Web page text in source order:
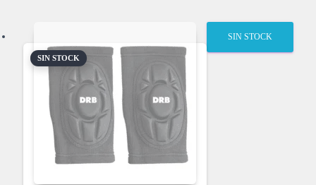
s
a
$
8
9
SIN STOCK
SIN STOCK